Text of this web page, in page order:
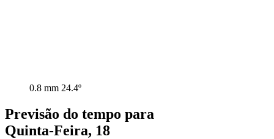
0.8 mm 24.4º
Previsão do tempo para
Quinta-Feira, 18